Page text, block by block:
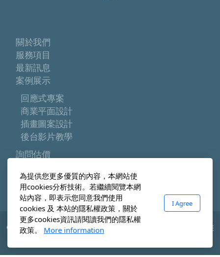
關於我們
服務項目
最新訊息
案例展示
回應式專案
商業平面設計
插畫圖案設計
後台影片教學
詢問估價
回首頁
Copyright ©2023 樂瑋設計, All rights reserved. 屬於帷
為提供您更多優質的內容，本網站使
用cookies分析技術。若繼續閱覽本網
站內容，即表示您同意我們使用
cookies 及 本站的隱私權政策，關於
更多cookies資訊請閱讀我們的隱私權
政策。 More information
I Agree